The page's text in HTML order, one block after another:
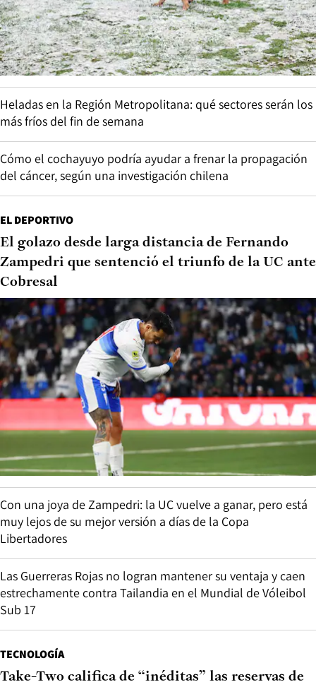
Heladas en la Región Metropolitana: qué sectores serán los
más fríos del fin de semana
Cómo el cochayuyo podría ayudar a frenar la propagación
del cáncer, según una investigación chilena
EL DEPORTIVO
El golazo desde larga distancia de Fernando
Zampedri que sentenció el triunfo de la UC ante
Cobresal
Con una joya de Zampedri: la UC vuelve a ganar, pero está
muy lejos de su mejor versión a días de la Copa
Libertadores
Las Guerreras Rojas no logran mantener su ventaja y caen
estrechamente contra Tailandia en el Mundial de Vóleibol
Sub 17
TECNOLOGÍA
Take-Two califica de “inéditas” las reservas de